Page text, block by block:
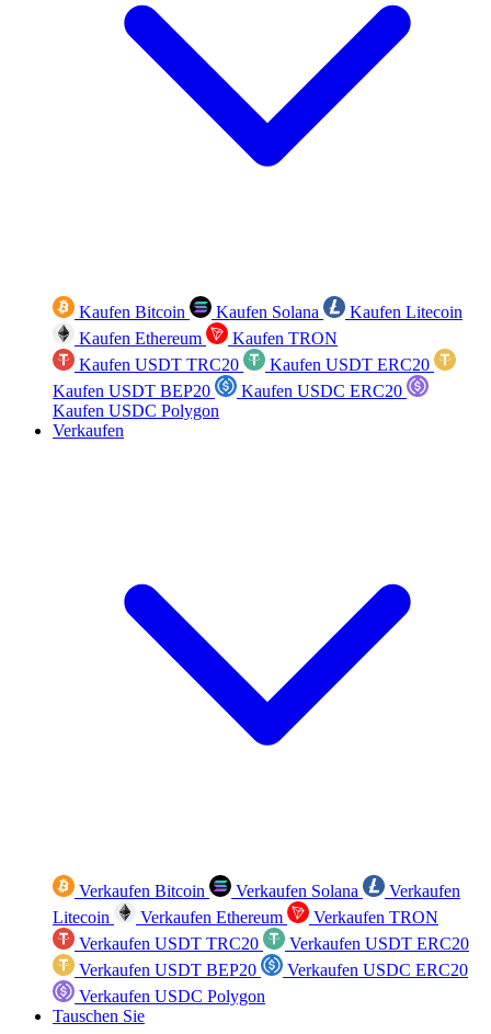
Kaufen Bitcoin Kaufen Solana
Kaufen Litecoin
Kaufen Ethereum
Kaufen TRON
Kaufen USDT TRC20
Kaufen USDT ERC20
Kaufen USDT BEP20
Kaufen USDC ERC20
Kaufen USDC Polygon
Verkaufen
Verkaufen Bitcoin Verkaufen Solana
Verkaufen
Litecoin
Verkaufen Ethereum
Verkaufen TRON
Verkaufen USDT TRC20
Verkaufen USDT ERC20
Verkaufen USDT BEP20
Verkaufen USDC ERC20
Verkaufen USDC Polygon
Tauschen Sie